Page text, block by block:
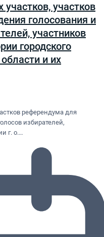
участков
голосования и
участников
городского
и их
референдума для
избирателей,
г. о.…